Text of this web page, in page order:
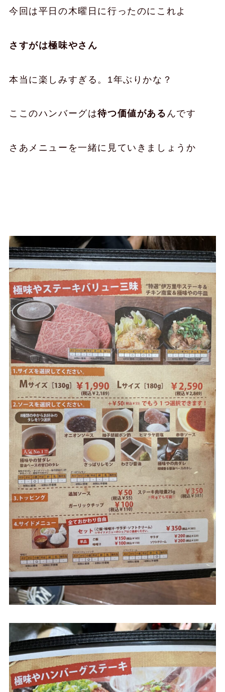
今回は平日の木曜日に行ったのにこれよ
さすがは極味やさん
本当に楽しみすぎる。1年ぶりかな？
ここのハンバーグは待つ価値がある んです
さあメニューを一緒に見ていきましょうか